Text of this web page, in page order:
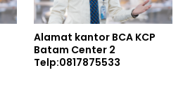
Alamat kantor BCA KCP
Batam Center 2
Telp:0817875533